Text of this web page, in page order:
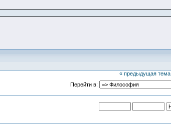
« предыдущая тема
Перейти в: